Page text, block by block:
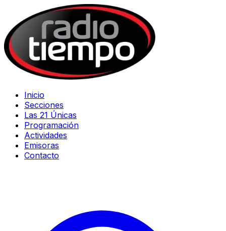
Inicio
Secciones
Las 21 Únicas
Programación
Actividades
Emisoras
Contacto